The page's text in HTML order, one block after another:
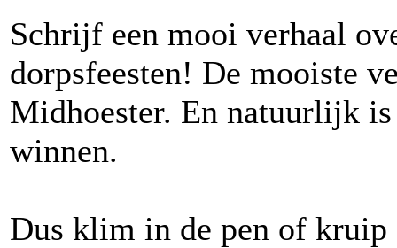
Schrijf een mooi verhaal
dorpsfeesten! De mooiste
Midhoester. En natuurlijk
winnen.
Dus klim in de pen of kruip